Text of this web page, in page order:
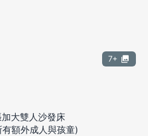
7+
大雙人沙發床
額外成人與孩童)